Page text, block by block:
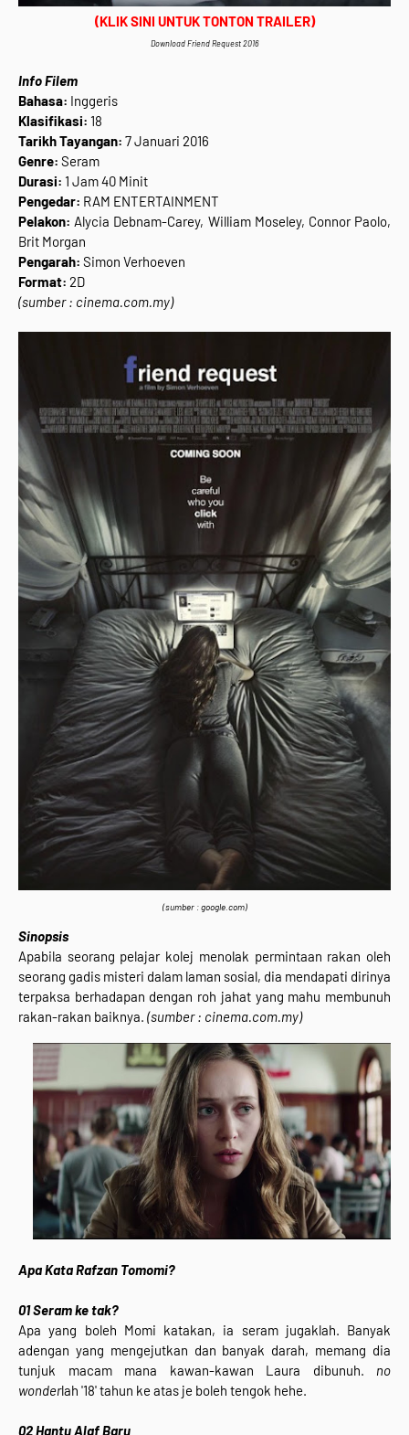
(KLIK SINI UNTUK TONTON TRAILER)
Download Friend Request 2016
Info Filem
Bahasa: Inggeris
Klasifikasi: 18
Tarikh Tayangan: 7 Januari 2016
Genre: Seram
Durasi: 1 Jam 40 Minit
Pengedar: RAM ENTERTAINMENT
Pelakon: Alycia Debnam-Carey, William Moseley, Connor Paolo,
Brit Morgan
Pengarah: Simon Verhoeven
Format: 2D
(sumber : cinema.com.my)
(sumber : google.com)
Sinopsis
Apabila seorang pelajar kolej menolak permintaan rakan oleh
seorang gadis misteri dalam laman sosial, dia mendapati dirinya
terpaksa berhadapan dengan roh jahat yang mahu membunuh
rakan-rakan baiknya. (sumber : cinema.com.my)
Apa Kata Rafzan Tomomi?
01 Seram ke tak?
Apa yang boleh Momi katakan, ia seram jugaklah. Banyak
adengan yang mengejutkan dan banyak darah, memang dia
tunjuk macam mana kawan-kawan Laura dibunuh. no
wonderlah '18' tahun ke atas je boleh tengok hehe.
02Hantu Alaf Baru